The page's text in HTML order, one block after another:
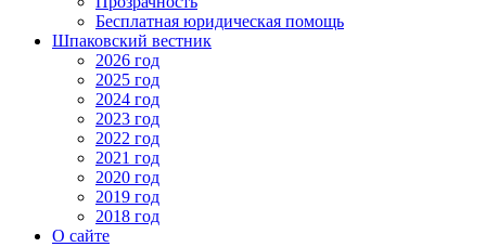
Бесплатная юридическая помощь
Шпаковский вестник
2026 год
2025 год
2024 год
2023 год
2022 год
2021 год
2020 год
2019 год
2018 год
О сайте